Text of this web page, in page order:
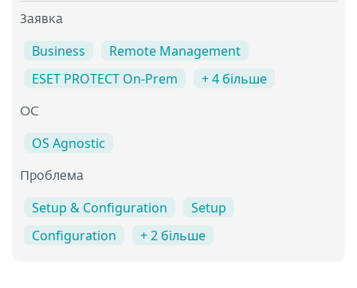
Заявка
Business
Remote Management
ESET PROTECT On-Prem
+ 4 більше
ОС
OS Agnostic
Проблема
Setup & Configuration
Setup
Configuration
+ 2 більше